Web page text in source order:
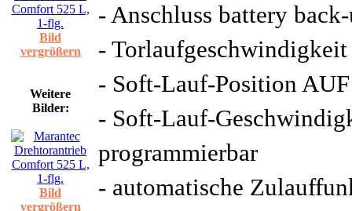
Bild
vergrößern
Weitere
Bilder:
Bild
vergrößern
- Anschluss battery
-
- Soft-Lauf-Position
- Soft-Lauf-
programmierbar
- automatische